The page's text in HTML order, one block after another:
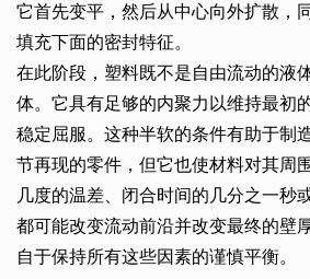
它首先变平，然后从中心向外扩散，
填充下面的密封特征。
在此阶段，塑料既不是自由流动的液
体。它具有足够的内聚力以维持最初
稳定屈服。这种半软的条件有助于制
节再现的零件，但它也使材料对其周
几度的温差、闭合时间的几分之一秒
都可能改变流动前沿并改变最终的壁
自于保持所有这些因素的谨慎平衡。